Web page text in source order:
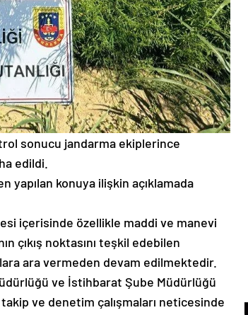
sonucu jandarma ekiplerince
edildi.
yapılan konuya ilişkin açıklamada
içerisinde özellikle maddi ve manevi
çıkış noktasını teşkil edebilen
ara vermeden devam edilmektedir.
ve İstihbarat Şube Müdürlüğü
ve denetim çalışmaları neticesinde